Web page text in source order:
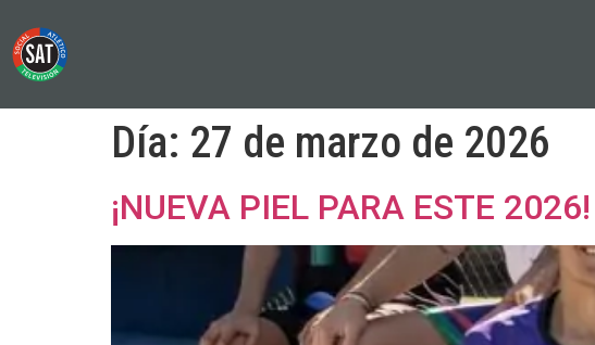
Día: 27 de marzo de 2026
¡NUEVA PIEL PARA ESTE 2026!